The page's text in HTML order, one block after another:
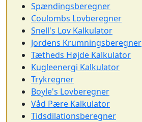
Spændingsberegner
Coulombs Lovberegner
Snell's Lov Kalkulator
Jordens Krumningsberegner
Tætheds Højde Kalkulator
Kugleenergi Kalkulator
Trykregner
Boyle's Lovberegner
Våd Pære Kalkulator
Tidsdilationsberegner